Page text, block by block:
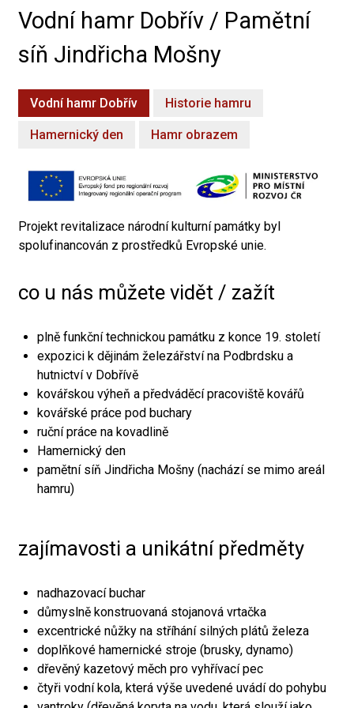
Vodní hamr Dobřív / Pamětní
síň Jindřicha Mošny
Vodní hamr Dobřív Historie hamru
Hamernický den Hamr obrazem
Projekt revitalizace národní kulturní památky byl
spolufinancován z prostředků Evropské unie.
co u nás můžete vidět / zažít
plně funkční technickou památku z konce 19. století
expozici k dějinám železářství na Podbrdsku a
hutnictví v Dobřívě
kovářskou výheň a předváděcí pracoviště kovářů
kovářské práce pod buchary
ruční práce na kovadlině
Hamernický den
pamětní síň Jindřicha Mošny (nachází se mimo areál
hamru)
zajímavosti a unikátní předměty
nadhazovací buchar
důmyslně konstruovaná stojanová vrtačka
excentrické nůžky na stříhání silných plátů železa
doplňkové hamernické stroje (brusky, dynamo)
dřevěný kazetový měch pro vyhřívací pec
čtyři vodní kola, která výše uvedené uvádí do pohybu